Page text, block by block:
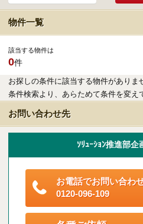
物件一覧
該当する物件は
0件
お探しの条件に該当する物件がありま
条件検索より、あらためて条件を変え
お問い合わせ先
ｿﾘｭｰｼｮﾝ推進部企
お電話でお問い合わ
0120-096-109
受託販売システム
新着物件お知らせメ
ご契約後アンケートの
各種特典制度のご案内